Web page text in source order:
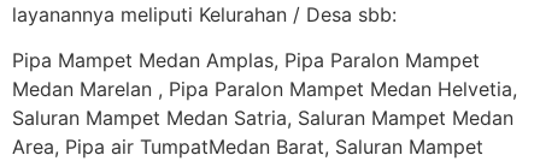
layanannya meliputi Kelurahan / Desa sbb:
Pipa Mampet Medan Amplas, Pipa Paralon Mampet
Medan Marelan , Pipa Paralon Mampet Medan Helvetia,
Saluran Mampet Medan Satria, Saluran Mampet Medan
Area, Pipa air TumpatMedan Barat, Saluran Mampet